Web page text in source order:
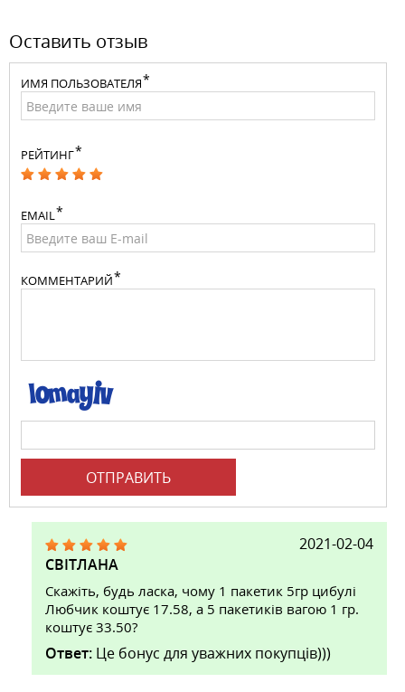
Оставить отзыв
ИМЯ ПОЛЬЗОВАТЕЛЯ
РЕЙТИНГ
EMAIL
КОММЕНТАРИЙ
ОТПРАВИТЬ
2021-02-04
СВІТЛАНА
Скажіть, будь ласка, чому 1 пакетик 5гр цибулі
Любчик коштує 17.58, а 5 пакетиків вагою 1 гр.
коштує 33.50?
Ответ: Це бонус для уважних покупців)))